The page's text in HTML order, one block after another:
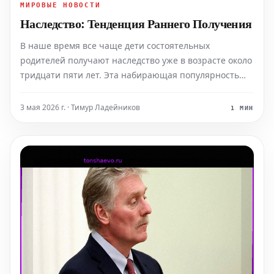
МИРОВЫЕ НОВОСТИ
Наследство: Тенденция Раннего Получения
В наше время все чаще дети состоятельных
родителей получают наследство уже в возрасте около
тридцати пяти лет. Эта набирающая популярность
острые семейные конфликты.
3 мая 2026 г. · Тимур Ладейников 1 МИН